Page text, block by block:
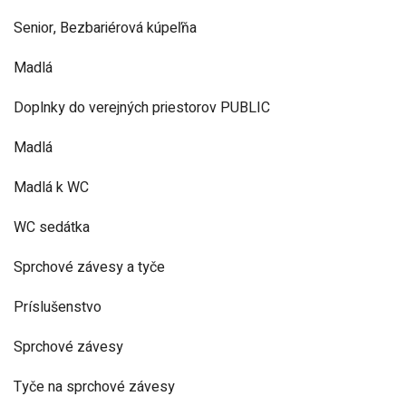
Senior, Bezbariérová kúpeľňa
Madlá
Doplnky do verejných priestorov PUBLIC
Madlá
Madlá k WC
WC sedátka
Sprchové závesy a tyče
Príslušenstvo
Sprchové závesy
Tyče na sprchové závesy